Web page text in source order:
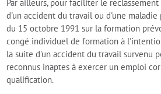
Par ailleurs, pour faciliter le
d'un accident du travail ou d'une maladie
du 15 octobre 1991 sur la formation
congé individuel de formation à
la suite d'un accident du travail survenu
reconnus inaptes à exercer un emploi
qualification.